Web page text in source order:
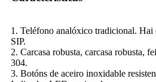
1. Teléfono analóxico tradicional. Hai
SIP.
2. Carcasa robusta, carcasa robusta,
304.
3. Botóns de aceiro inoxidable